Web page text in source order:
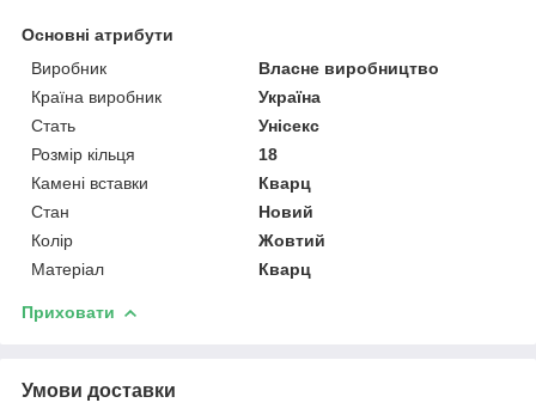
Основні атрибути
Виробник
Власне виробництво
Країна виробник
Україна
Стать
Унісекс
Розмір кільця
18
Камені вставки
Кварц
Стан
Новий
Колір
Жовтий
Матеріал
Кварц
Приховати
Умови доставки